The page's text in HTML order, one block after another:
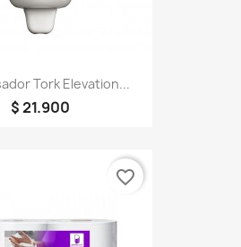
Tork Elevation...
$ 21.900
favorite_border